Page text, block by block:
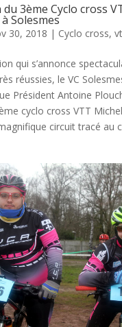
3ème Cyclo cross
Solesmes
30, 2018 | Cyclo cross,
qui s’annonce
réussies, le VC
Président Antoine
cyclo cross VTT
circuit tracé au